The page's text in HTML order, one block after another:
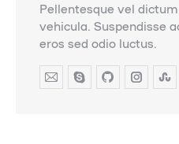
Pellentesque vel
vehicula. Suspendisse
eros sed odio luctus.
E-
SkypeGithub